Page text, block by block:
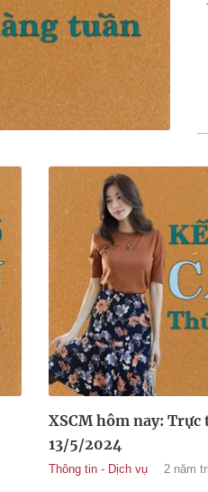
XSCM hôm nay: Trực
13/5/2024
Thông tin - Dịch vụ 2 năm